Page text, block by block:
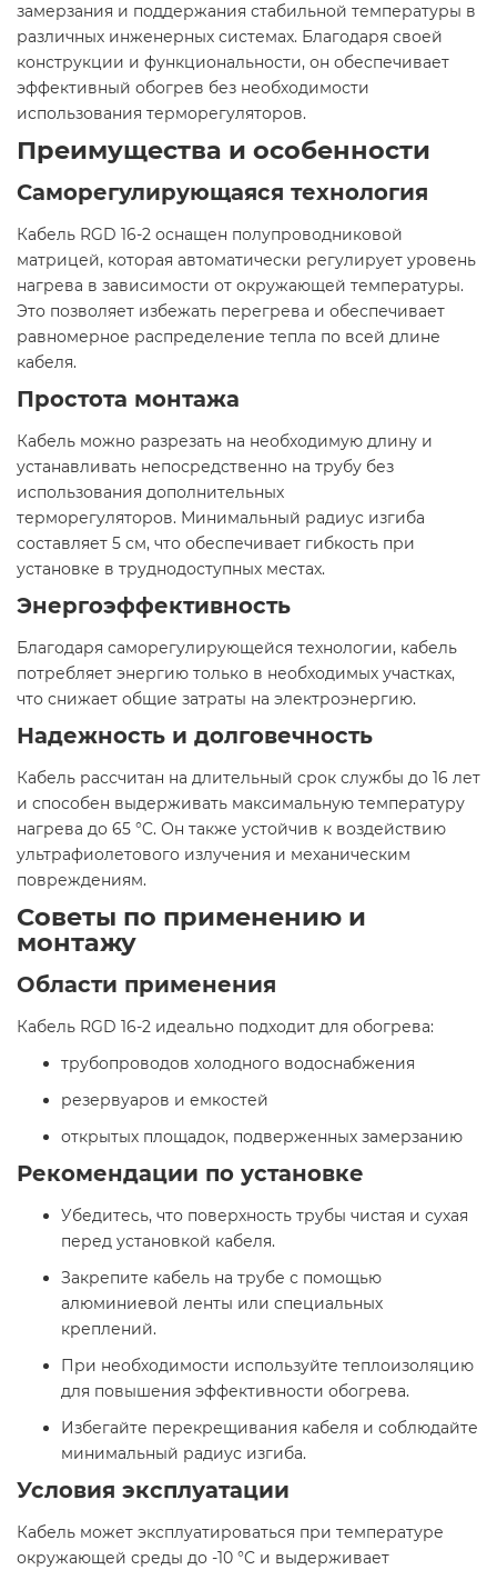
замерзания и поддержания стабильной температуры в
различных инженерных системах. Благодаря своей
конструкции и функциональности, он обеспечивает
эффективный обогрев без необходимости
использования терморегуляторов.​
Преимущества и особенности
Саморегулирующаяся технология
Кабель RGD 16-2 оснащен полупроводниковой
матрицей, которая автоматически регулирует уровень
нагрева в зависимости от окружающей температуры.
Это позволяет избежать перегрева и обеспечивает
равномерное распределение тепла по всей длине
кабеля.
Простота монтажа
Кабель можно разрезать на необходимую длину и
устанавливать непосредственно на трубу без
использования дополнительных
терморегуляторов. Минимальный радиус изгиба
составляет 5 см, что обеспечивает гибкость при
установке в труднодоступных местах.
Энергоэффективность
Благодаря саморегулирующейся технологии, кабель
потребляет энергию только в необходимых участках,
что снижает общие затраты на электроэнергию.​
Надежность и долговечность
Кабель рассчитан на длительный срок службы до 16 лет
и способен выдерживать максимальную температуру
нагрева до 65 °C. Он также устойчив к воздействию
ультрафиолетового излучения и механическим
повреждениям.
Советы по применению и
монтажу
Области применения
Кабель RGD 16-2 идеально подходит для обогрева:​
трубопроводов холодного водоснабжения
резервуаров и емкостей
открытых площадок, подверженных замерзанию​
Рекомендации по установке
Убедитесь, что поверхность трубы чистая и сухая
перед установкой кабеля.
Закрепите кабель на трубе с помощью
алюминиевой ленты или специальных
креплений.
При необходимости используйте теплоизоляцию
для повышения эффективности обогрева.
Избегайте перекрещивания кабеля и соблюдайте
минимальный радиус изгиба.​
Условия эксплуатации
Кабель может эксплуатироваться при температуре
окружающей среды до -10 °C и выдерживает